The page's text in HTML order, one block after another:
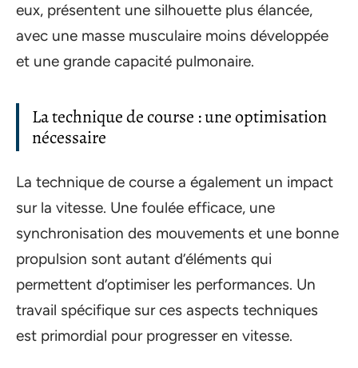
eux, présentent une silhouette plus élancée,
avec une masse musculaire moins développée
et une grande capacité pulmonaire.
La technique de course : une optimisation
nécessaire
La technique de course a également un impact
sur la vitesse. Une foulée efficace, une
synchronisation des mouvements et une bonne
propulsion sont autant d’éléments qui
permettent d’optimiser les performances. Un
travail spécifique sur ces aspects techniques
est primordial pour progresser en vitesse.